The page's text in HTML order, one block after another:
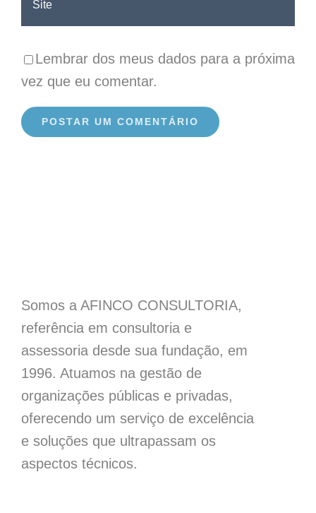
Lembrar dos meus dados para a próxima
vez que eu comentar.
Somos a AFINCO CONSULTORIA,
referência em consultoria e
assessoria desde sua fundação, em
1996. Atuamos na gestão de
organizações públicas e privadas,
oferecendo um serviço de excelência
e soluções que ultrapassam os
aspectos técnicos.